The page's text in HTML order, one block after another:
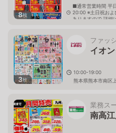
8枚
■通常営業時間 平
20:00 ※土日祝およ
ありますので 詳細
3枚
ファッ
イオ
10:00-19:00
熊本県熊本市南区
業務ス
南高